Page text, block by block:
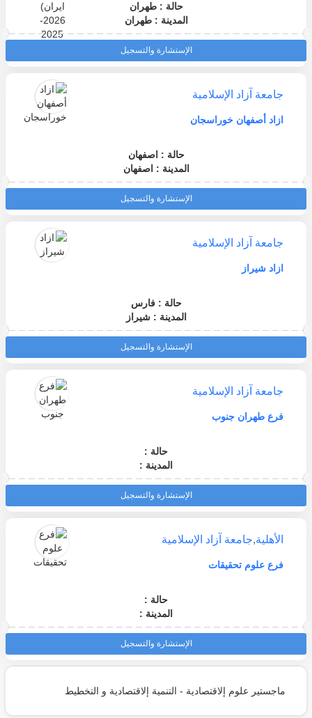
حالة : طهران
المدينة : طهران
الإستشارة والتسجيل
جامعة آزاد الإسلامية
ازاد أصفهان خوراسجان
حالة : اصفهان
المدينة : اصفهان
الإستشارة والتسجيل
جامعة آزاد الإسلامية
ازاد شيراز
حالة : فارس
المدينة : شيراز
الإستشارة والتسجيل
جامعة آزاد الإسلامية
فرع طهران جنوب
حالة :
المدينة :
الإستشارة والتسجيل
الأهلية,جامعة آزاد الإسلامية
فرع علوم تحقيقات
حالة :
المدينة :
الإستشارة والتسجيل
ماجستير علوم إلاقتصادية - التنمية إلاقتصادية و التخطيط